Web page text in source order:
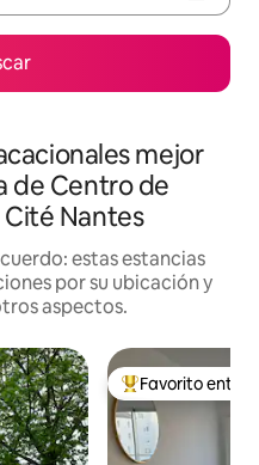
mejor
de Centro de
Nantes
estas estancias
por su ubicación y
aspectos.
De los mejores
Favorito entre